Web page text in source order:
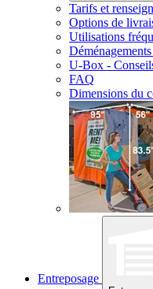
Tarifs et
Options de
Utilisations
U-Box -
FAQ
Dimensions du
Entreposage